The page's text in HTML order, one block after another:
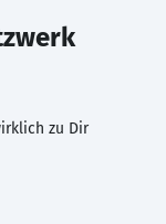
zu Dir